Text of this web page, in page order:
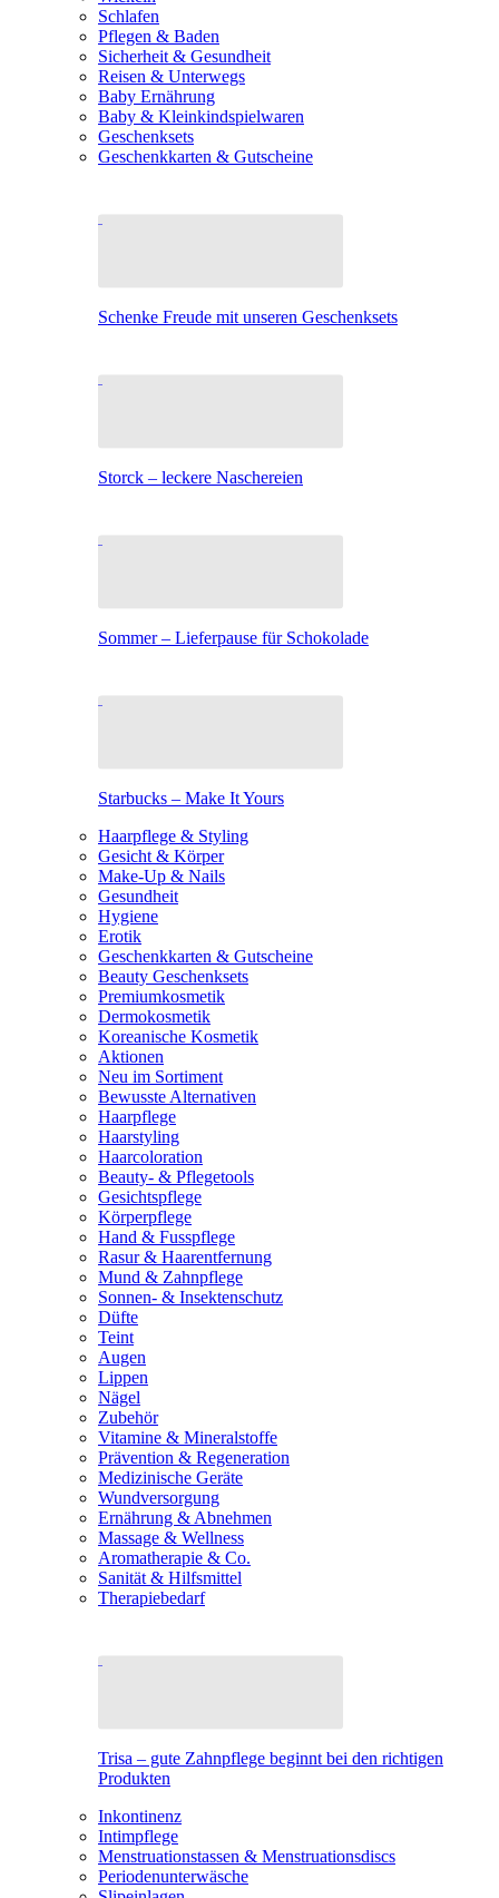
Schlafen
Pflegen & Baden
Sicherheit & Gesundheit
Reisen & Unterwegs
Baby Ernährung
Baby & Kleinkindspielwaren
Geschenksets
Geschenkkarten & Gutscheine
Schenke Freude mit unseren Geschenksets
Storck – leckere Naschereien
Sommer – Lieferpause für Schokolade
Starbucks – Make It Yours
Haarpflege & Styling
Gesicht & Körper
Make-Up & Nails
Gesundheit
Hygiene
Erotik
Geschenkkarten & Gutscheine
Beauty Geschenksets
Premiumkosmetik
Dermokosmetik
Koreanische Kosmetik
Aktionen
Neu im Sortiment
Bewusste Alternativen
Haarpflege
Haarstyling
Haarcoloration
Beauty- & Pflegetools
Gesichtspflege
Körperpflege
Hand & Fusspflege
Rasur & Haarentfernung
Mund & Zahnpflege
Sonnen- & Insektenschutz
Düfte
Teint
Augen
Lippen
Nägel
Zubehör
Vitamine & Mineralstoffe
Prävention & Regeneration
Medizinische Geräte
Wundversorgung
Ernährung & Abnehmen
Massage & Wellness
Aromatherapie & Co.
Sanität & Hilfsmittel
Therapiebedarf
Trisa – gute Zahnpflege beginnt bei den richtigen
Produkten
Inkontinenz
Intimpflege
Menstruationstassen & Menstruationsdiscs
Periodenunterwäsche